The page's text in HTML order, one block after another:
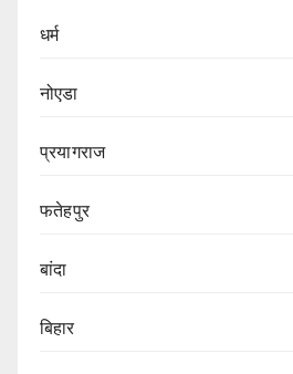
धर्म
नोएडा
प्रयागराज
फतेहपुर
बांदा
बिहार